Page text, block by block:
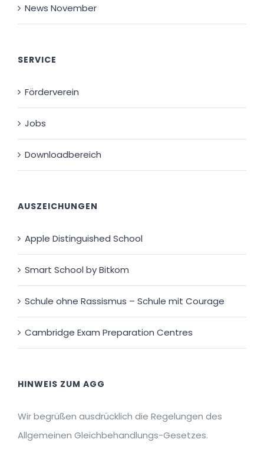
News November
SERVICE
Förderverein
Jobs
Downloadbereich
AUSZEICHUNGEN
Apple Distinguished School
Smart School by Bitkom
Schule ohne Rassismus – Schule mit Courage
Cambridge Exam Preparation Centres
HINWEIS ZUM AGG
Wir begrüßen ausdrücklich die Regelungen des
Allgemeinen Gleichbehandlungs-Gesetzes.